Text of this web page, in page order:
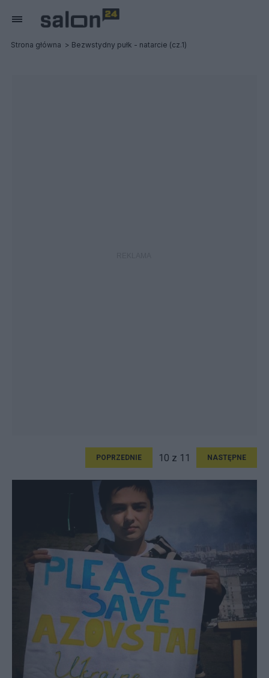
Strona główna Bezwstydny pułk - natarcie (cz.1)
POPRZEDNIE 10 z 11 NASTĘPNE